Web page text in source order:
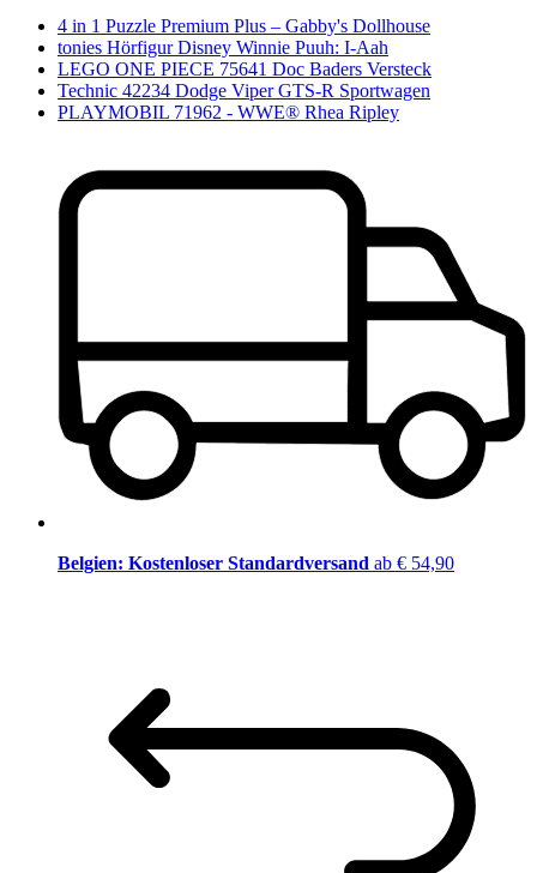
4 in 1 Puzzle Premium Plus – Gabby's Dollhouse
tonies Hörfigur Disney Winnie Puuh: I-Aah
LEGO ONE PIECE 75641 Doc Baders Versteck
Technic 42234 Dodge Viper GTS-R Sportwagen
PLAYMOBIL 71962 - WWE® Rhea Ripley
Belgien: Kostenloser Standardversand ab € 54,90